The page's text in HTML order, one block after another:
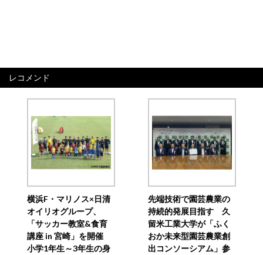
レコメンド
横浜F・マリノス×日清
オイリオグループ、
「サッカー教室&食育
講座 in 宮崎」を開催
小学1年生～3年生の身
先端技術で園芸農業の
持続的発展目指す 久
留米工業大学が「ふく
おか未来型園芸農業創
出コンソーシアム」参